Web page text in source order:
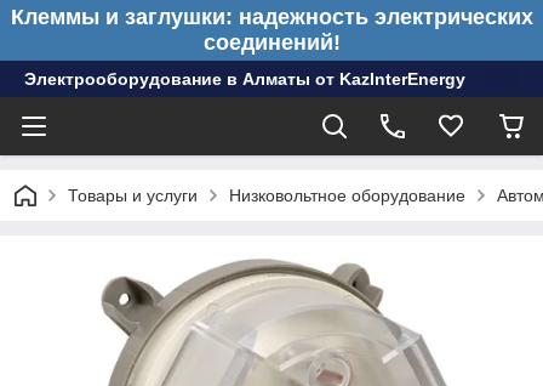
Клеммы и заглушки: надежность электрических
соединений!
Электрооборудование в Алматы от KazInterEnergy
Товары и услуги Низковольтное оборудование